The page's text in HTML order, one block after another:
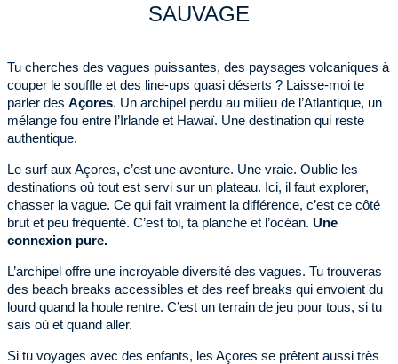
SAUVAGE
Tu cherches des vagues puissantes, des paysages volcaniques à
couper le souffle et des line-ups quasi déserts ? Laisse-moi te
parler des Açores. Un archipel perdu au milieu de l’Atlantique, un
mélange fou entre l’Irlande et Hawaï. Une destination qui reste
authentique.
Le surf aux Açores, c’est une aventure. Une vraie. Oublie les
destinations où tout est servi sur un plateau. Ici, il faut explorer,
chasser la vague. Ce qui fait vraiment la différence, c’est ce côté
brut et peu fréquenté. C’est toi, ta planche et l’océan. Une
connexion pure.
L’archipel offre une incroyable diversité des vagues. Tu trouveras
des beach breaks accessibles et des reef breaks qui envoient du
lourd quand la houle rentre. C’est un terrain de jeu pour tous, si tu
sais où et quand aller.
Si tu voyages avec des enfants, les Açores se prêtent aussi très